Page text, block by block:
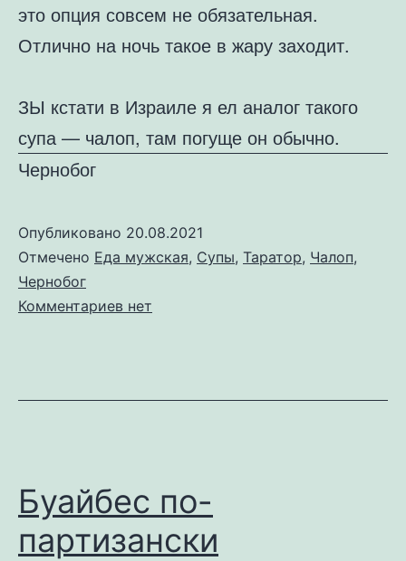
это опция совсем не обязательная.
Отлично на ночь такое в жару заходит.
ЗЫ кстати в Израиле я ел аналог такого
супа — чалоп, там погуще он обычно.
Чернобог
Опубликовано 20.08.2021
Отмечено Еда мужская, Супы, Таратор, Чалоп,
Чернобог
Комментариев кнет
Буайбес по-
партизански